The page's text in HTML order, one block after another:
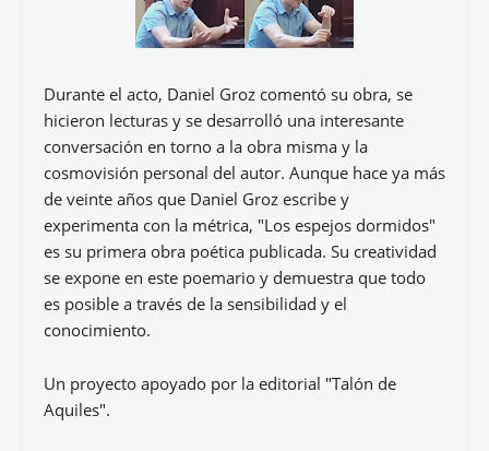
Durante el acto, Daniel Groz comentó su obra, se
hicieron lecturas y se desarrolló una interesante
conversación en torno a la obra misma y la
cosmovisión personal del autor. Aunque hace ya más
de veinte años que Daniel Groz escribe y
experimenta con la métrica, "Los espejos dormidos"
es su primera obra poética publicada. Su creatividad
se expone en este poemario y demuestra que todo
es posible a través de la sensibilidad y el
conocimiento.
Un proyecto apoyado por la editorial "Talón de
Aquiles".